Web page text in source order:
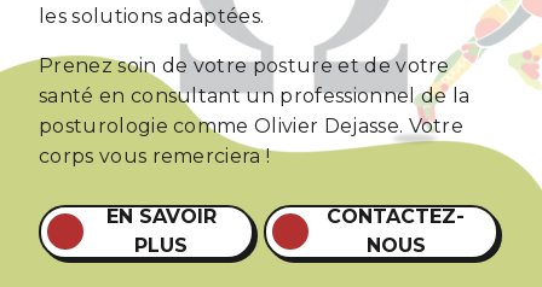
les solutions adaptées.
Prenez soin de votre posture et de votre
santé en consultant un professionnel de la
posturologie comme Olivier Dejasse. Votre
corps vous remerciera !
EN SAVOIR
PLUS
CONTACTEZ-
NOUS